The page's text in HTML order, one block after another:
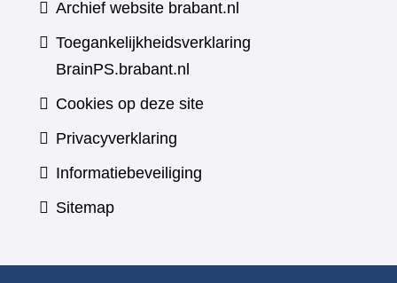
Archief website brabant.nl
Toegankelijkheidsverklaring
BrainPS.brabant.nl
Cookies op deze site
Privacyverklaring
Informatiebeveiliging
Sitemap